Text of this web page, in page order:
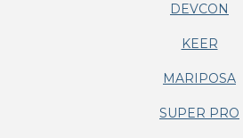
DEVCON
KEER
MARIPOSA
SUPER PRO